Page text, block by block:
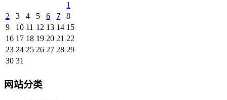
1
2
3 4 5 6 7
8
9
10 11 12 13 14 15
16 17 18 19 20 21 22
23 24 25 26 27 28 29
30 31
网站分类